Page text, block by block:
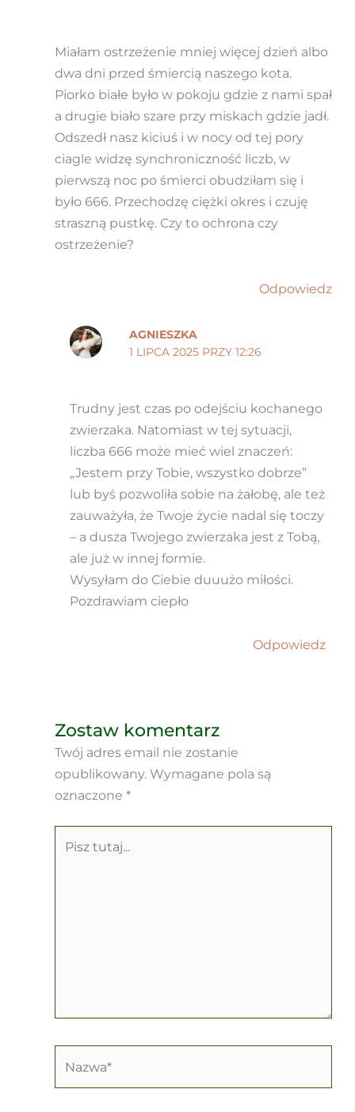
Miałam ostrzeżenie mniej więcej dzień albo
dwa dni przed śmiercią naszego kota.
Piorko białe było w pokoju gdzie z nami spał
a drugie biało szare przy miskach gdzie jadł.
Odszedł nasz kiciuś i w nocy od tej pory
ciagle widzę synchroniczność liczb, w
pierwszą noc po śmierci obudziłam się i
było 666. Przechodzę ciężki okres i czuję
straszną pustkę. Czy to ochrona czy
ostrzeżenie?
Odpowiedz
AGNIESZKA
1 LIPCA 2025 PRZY 12:26
Trudny jest czas po odejściu kochanego
zwierzaka. Natomiast w tej sytuacji,
liczba 666 może mieć wiel znaczeń:
„Jestem przy Tobie, wszystko dobrze”
lub byś pozwoliła sobie na żałobę, ale też
zauważyła, że Twoje życie nadal się toczy
– a dusza Twojego zwierzaka jest z Tobą,
ale już w innej formie.
Wysyłam do Ciebie duuużo miłości.
Pozdrawiam ciepło
Odpowiedz
Zostaw komentarz
Twój adres email nie zostanie
opublikowany. Wymagane pola są
oznaczone *